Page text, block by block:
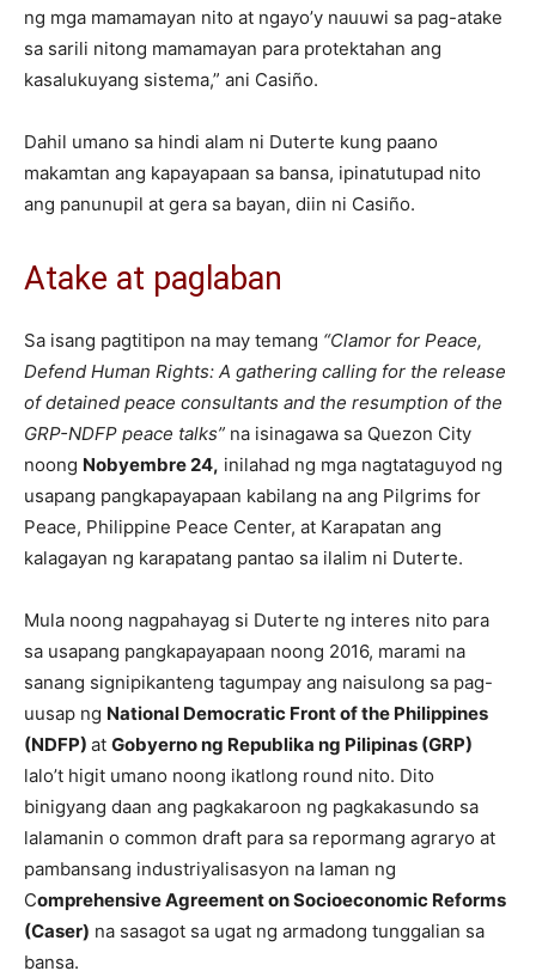
ng mga mamamayan nito at ngayo’y nauuwi sa pag-atake
sa sarili nitong mamamayan para protektahan ang
kasalukuyang sistema,” ani Casiño.
Dahil umano sa hindi alam ni Duterte kung paano
makamtan ang kapayapaan sa bansa, ipinatutupad nito
ang panunupil at gera sa bayan, diin ni Casiño.
Atake at paglaban
Sa isang pagtitipon na may temang “Clamor for Peace,
Defend Human Rights: A gathering calling for the release
of detained peace consultants and the resumption of the
GRP-NDFP peace talks” na isinagawa sa Quezon City
noong Nobyembre 24, inilahad ng mga nagtataguyod ng
usapang pangkapayapaan kabilang na ang Pilgrims for
Peace, Philippine Peace Center, at Karapatan ang
kalagayan ng karapatang pantao sa ilalim ni Duterte.
Mula noong nagpahayag si Duterte ng interes nito para
sa usapang pangkapayapaan noong 2016, marami na
sanang signipikanteng tagumpay ang naisulong sa pag-
uusap ng National Democratic Front of the Philippines
(NDFP) at Gobyerno ng Republika ng Pilipinas (GRP)
lalo’t higit umano noong ikatlong round nito. Dito
binigyang daan ang pagkakaroon ng pagkakasundo sa
lalamanin o common draft para sa repormang agraryo at
pambansang industriyalisasyon na laman ng
Comprehensive Agreement on Socioeconomic Reforms
(Caser) na sasagot sa ugat ng armadong tunggalian sa
bansa.